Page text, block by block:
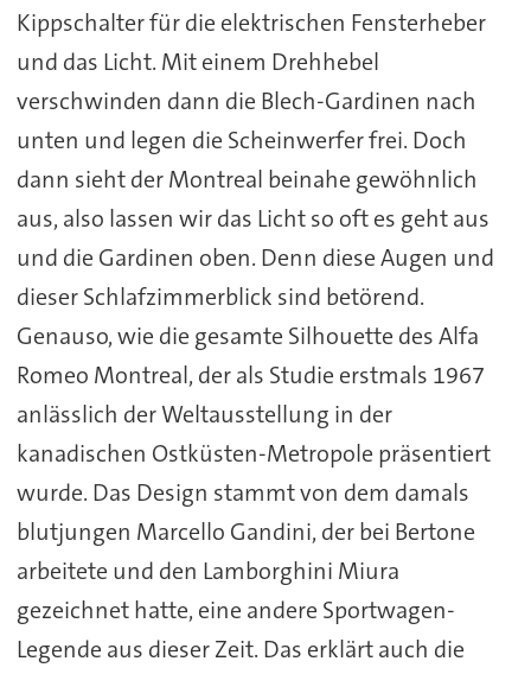
Kippschalter für die elektrischen Fensterheber
und das Licht. Mit einem Drehhebel
verschwinden dann die Blech-Gardinen nach
unten und legen die Scheinwerfer frei. Doch
dann sieht der Montreal beinahe gewöhnlich
aus, also lassen wir das Licht so oft es geht aus
und die Gardinen oben. Denn diese Augen und
dieser Schlafzimmerblick sind betörend.
Genauso, wie die gesamte Silhouette des Alfa
Romeo Montreal, der als Studie erstmals 1967
anlässlich der Weltausstellung in der
kanadischen Ostküsten-Metropole präsentiert
wurde. Das Design stammt von dem damals
blutjungen Marcello Gandini, der bei Bertone
arbeitete und den Lamborghini Miura
gezeichnet hatte, eine andere Sportwagen-
Legende aus dieser Zeit. Das erklärt auch die